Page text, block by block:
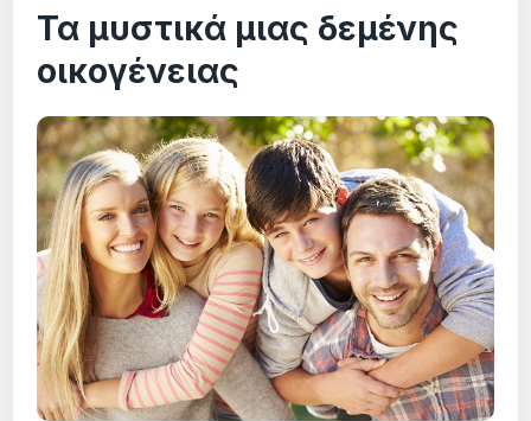
Τα μυστικά μιας δεμένης
οικογένειας